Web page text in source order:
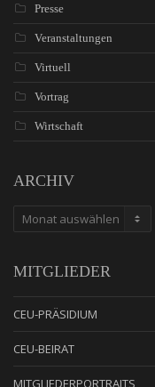
Presse
Veranstaltungen
Virtuell
Vortrag
Wirtschaft
ARCHIV
ARCHIV
MITGLIEDER
CEU-PRÄSIDIUM
CEU-BEIRAT
MITGLIEDERPORTRAITS